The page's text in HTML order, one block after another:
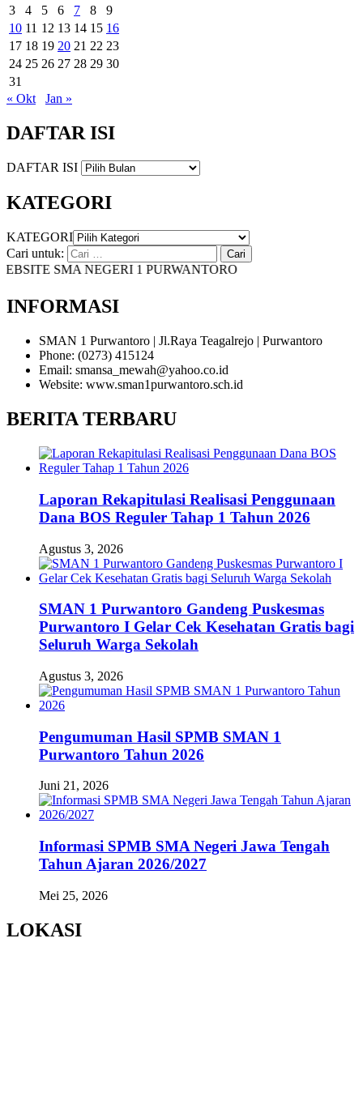
3
4 5 6 7 8
9
10 11 12 13 14 15 16
17 18 19 20 21 22 23
24 25 26 27 28 29 30
31
« Okt
Jan »
DAFTAR ISI
DAFTAR ISI
KATEGORI
KATEGORI
Cari untuk:
SMA NEGERI 1 PURWANTORO
INFORMASI
SMAN 1 Purwantoro | Jl.Raya Teagalrejo | Purwantoro
Phone: (0273) 415124
Email: smansa_mewah@yahoo.co.id
Website: www.sman1purwantoro.sch.id
BERITA TERBARU
Laporan Rekapitulasi Realisasi Penggunaan
Dana BOS Reguler Tahap 1 Tahun 2026
Agustus 3, 2026
SMAN 1 Purwantoro Gandeng Puskesmas
Purwantoro I Gelar Cek Kesehatan Gratis bagi
Seluruh Warga Sekolah
Agustus 3, 2026
Pengumuman Hasil SPMB SMAN 1
Purwantoro Tahun 2026
Juni 21, 2026
Informasi SPMB SMA Negeri Jawa Tengah
Tahun Ajaran 2026/2027
Mei 25, 2026
LOKASI